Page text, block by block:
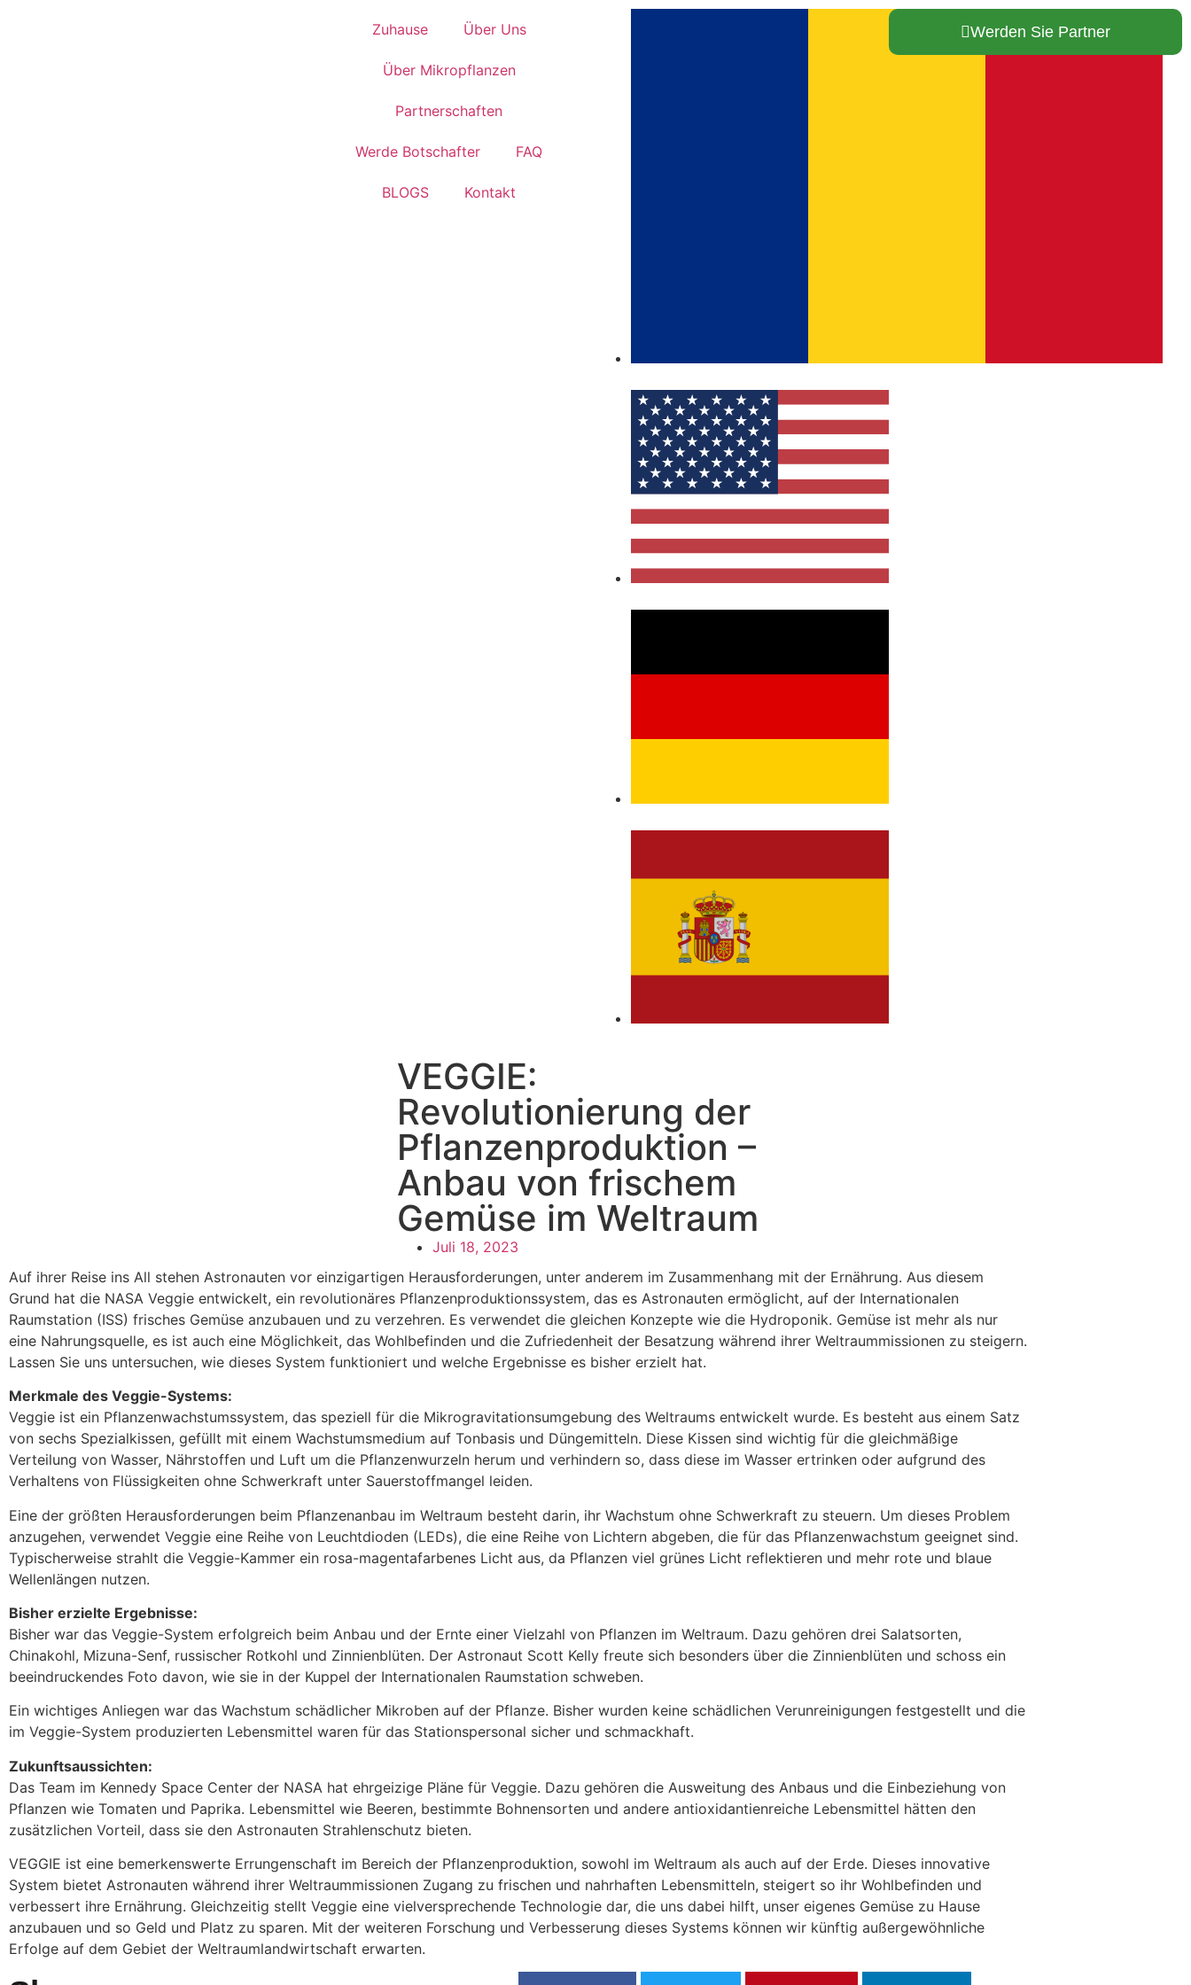
Zuhause Über Uns
Über Mikropflanzen
Partnerschaften
Werde Botschafter FAQ
BLOGS Kontakt
Werden Sie Partner
VEGGIE:
Revolutionierung der
Pflanzenproduktion –
Anbau von frischem
Gemüse im Weltraum
Juli 18, 2023
Auf ihrer Reise ins All stehen Astronauten vor einzigartigen Herausforderungen, unter anderem im Zusammenhang mit der Ernährung. Aus diesem
Grund hat die NASA Veggie entwickelt, ein revolutionäres Pflanzenproduktionssystem, das es Astronauten ermöglicht, auf der Internationalen
Raumstation (ISS) frisches Gemüse anzubauen und zu verzehren. Es verwendet die gleichen Konzepte wie die Hydroponik. Gemüse ist mehr als nur
eine Nahrungsquelle, es ist auch eine Möglichkeit, das Wohlbefinden und die Zufriedenheit der Besatzung während ihrer Weltraummissionen zu steigern.
Lassen Sie uns untersuchen, wie dieses System funktioniert und welche Ergebnisse es bisher erzielt hat.
Merkmale des Veggie-Systems:
Veggie ist ein Pflanzenwachstumssystem, das speziell für die Mikrogravitationsumgebung des Weltraums entwickelt wurde. Es besteht aus einem Satz
von sechs Spezialkissen, gefüllt mit einem Wachstumsmedium auf Tonbasis und Düngemitteln. Diese Kissen sind wichtig für die gleichmäßige
Verteilung von Wasser, Nährstoffen und Luft um die Pflanzenwurzeln herum und verhindern so, dass diese im Wasser ertrinken oder aufgrund des
Verhaltens von Flüssigkeiten ohne Schwerkraft unter Sauerstoffmangel leiden.
Eine der größten Herausforderungen beim Pflanzenanbau im Weltraum besteht darin, ihr Wachstum ohne Schwerkraft zu steuern. Um dieses Problem
anzugehen, verwendet Veggie eine Reihe von Leuchtdioden (LEDs), die eine Reihe von Lichtern abgeben, die für das Pflanzenwachstum geeignet sind.
Typischerweise strahlt die Veggie-Kammer ein rosa-magentafarbenes Licht aus, da Pflanzen viel grünes Licht reflektieren und mehr rote und blaue
Wellenlängen nutzen.
Bisher erzielte Ergebnisse:
Bisher war das Veggie-System erfolgreich beim Anbau und der Ernte einer Vielzahl von Pflanzen im Weltraum. Dazu gehören drei Salatsorten,
Chinakohl, Mizuna-Senf, russischer Rotkohl und Zinnienblüten. Der Astronaut Scott Kelly freute sich besonders über die Zinnienblüten und schoss ein
beeindruckendes Foto davon, wie sie in der Kuppel der Internationalen Raumstation schweben.
Ein wichtiges Anliegen war das Wachstum schädlicher Mikroben auf der Pflanze. Bisher wurden keine schädlichen Verunreinigungen festgestellt und die
im Veggie-System produzierten Lebensmittel waren für das Stationspersonal sicher und schmackhaft.
Zukunftsaussichten:
Das Team im Kennedy Space Center der NASA hat ehrgeizige Pläne für Veggie. Dazu gehören die Ausweitung des Anbaus und die Einbeziehung von
Pflanzen wie Tomaten und Paprika. Lebensmittel wie Beeren, bestimmte Bohnensorten und andere antioxidantienreiche Lebensmittel hätten den
zusätzlichen Vorteil, dass sie den Astronauten Strahlenschutz bieten.
VEGGIE ist eine bemerkenswerte Errungenschaft im Bereich der Pflanzenproduktion, sowohl im Weltraum als auch auf der Erde. Dieses innovative
System bietet Astronauten während ihrer Weltraummissionen Zugang zu frischen und nahrhaften Lebensmitteln, steigert so ihr Wohlbefinden und
verbessert ihre Ernährung. Gleichzeitig stellt Veggie eine vielversprechende Technologie dar, die uns dabei hilft, unser eigenes Gemüse zu Hause
anzubauen und so Geld und Platz zu sparen. Mit der weiteren Forschung und Verbesserung dieses Systems können wir künftig außergewöhnliche
Erfolge auf dem Gebiet der Weltraumlandwirtschaft erwarten.